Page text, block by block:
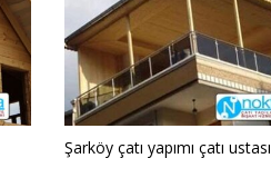
Şarköy çatı yapımı çatı ustası